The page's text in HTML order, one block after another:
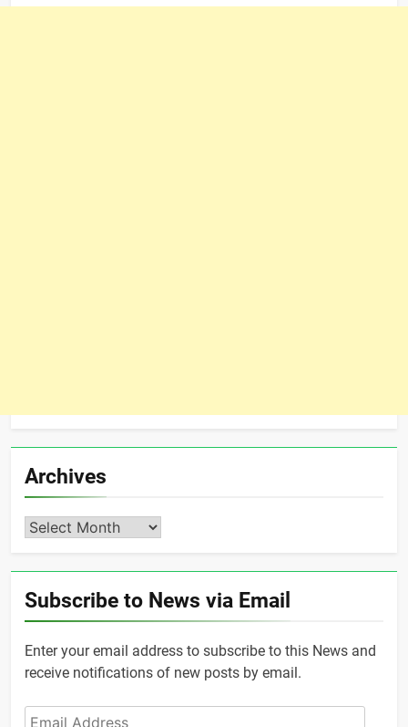
Archives
Archives
Subscribe to News via Email
Enter your email address to subscribe to this News and
receive notifications of new posts by email.
Email